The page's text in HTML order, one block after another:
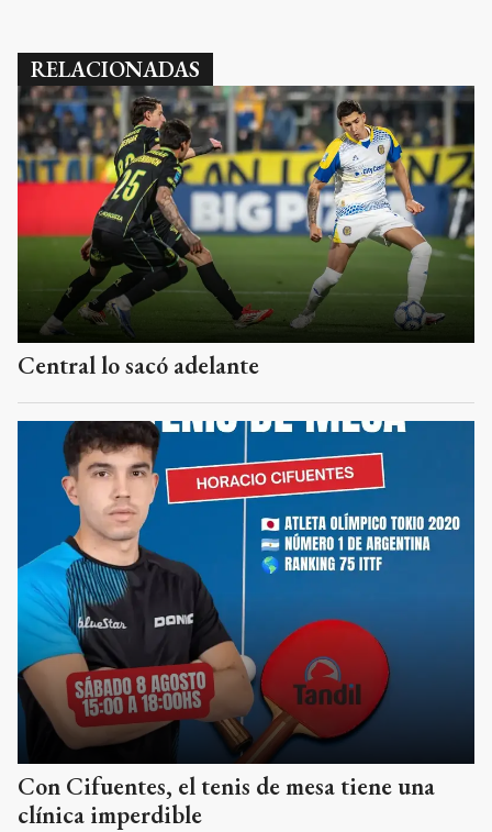
RELACIONADAS
Central lo sacó adelante
Con Cifuentes, el tenis de mesa tiene una
clínica imperdible